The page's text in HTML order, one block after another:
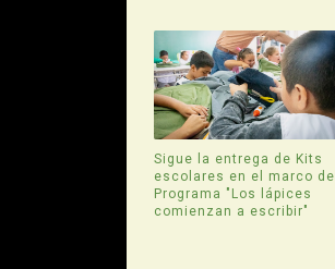
Sigue la entrega de Kits
escolares en el marco del
Programa "Los lápices
comienzan a escribir"